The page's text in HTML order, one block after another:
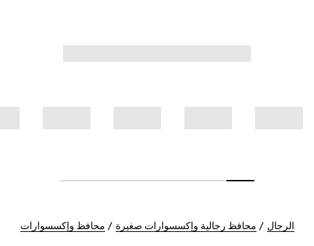
الرجال محافظ رجالية وإكسسوارات صغيرة محافظ وإكسسوارات